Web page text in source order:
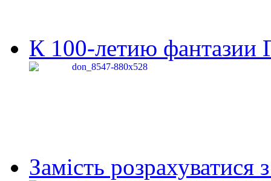
К 100-летию фантазии
Замість